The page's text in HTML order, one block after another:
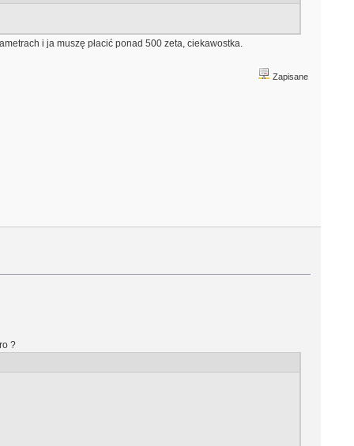
i ja muszę płacić ponad 500 zeta, ciekawostka.
Zapisane
?